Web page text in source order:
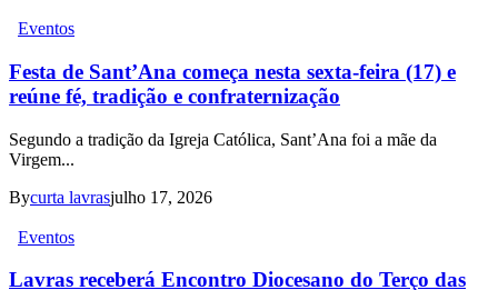
Eventos
Festa de Sant’Ana começa nesta sexta-feira (17) e
reúne fé, tradição e confraternização
Segundo a tradição da Igreja Católica, Sant’Ana foi a mãe da
Virgem...
Bycurta lavrasjulho 17, 2026
Eventos
Lavras receberá Encontro Diocesano do Terço das